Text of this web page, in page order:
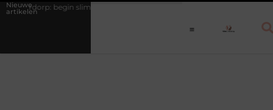
Nieuwe
artikelen
slimmer, niet opnieuw